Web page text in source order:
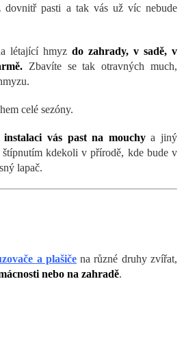
dovnitř pasti a tak vás už víc nebude
létající hmyz do zahrady, v sadě, v
Zbavíte se tak otravných much,
celé sezóny.
vás past na mouchya jiný
kdekoli v přírodě, kde bude v
lapač.
a plašičena různé druhy zvířat,
nebo na zahradě.